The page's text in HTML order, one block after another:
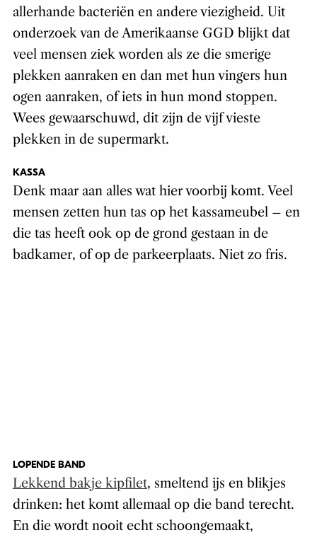
allerhande bacteriën en andere viezigheid. Uit
onderzoek van de Amerikaanse GGD blijkt dat
veel mensen ziek worden als ze die smerige
plekken aanraken en dan met hun vingers hun
ogen aanraken, of iets in hun mond stoppen.
Wees gewaarschuwd, dit zijn de vijf vieste
plekken in de supermarkt.
KASSA
Denk maar aan alles wat hier voorbij komt. Veel
mensen zetten hun tas op het kassameubel – en
die tas heeft ook op de grond gestaan in de
badkamer, of op de parkeerplaats. Niet zo fris.
LOPENDE BAND
Lekkend bakje kipfilet, smeltend ijs en blikjes
drinken: het komt allemaal op die band terecht.
En die wordt nooit echt schoongemaakt,